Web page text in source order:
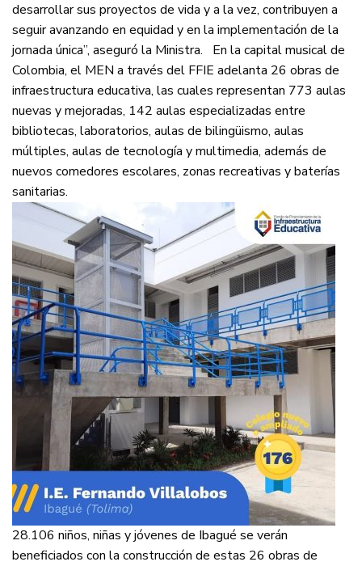
desarrollar sus proyectos de vida y a la vez, contribuyen a
seguir avanzando en equidad y en la implementación de la
jornada única”, aseguró la Ministra. En la capital musical de
Colombia, el MEN a través del FFIE adelanta 26 obras de
infraestructura educativa, las cuales representan 773 aulas
nuevas y mejoradas, 142 aulas especializadas entre
bibliotecas, laboratorios, aulas de bilingüismo, aulas
múltiples, aulas de tecnología y multimedia, además de
nuevos comedores escolares, zonas recreativas y baterías
sanitarias.
28.106 niños, niñas y jóvenes de Ibagué se verán
beneficiados con la construcción de estas 26 obras de